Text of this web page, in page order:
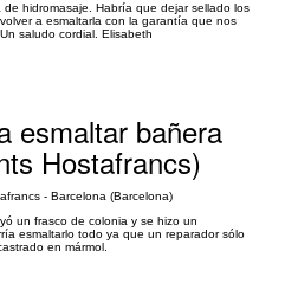
hidromasaje. Habría que dejar sellado los
a esmaltarla con la garantía que nos
saludo cordial. Elisabeth
esmaltar bañera
Hostafrancs)
- Barcelona (Barcelona)
un frasco de colonia y se hizo un
esmaltarlo todo ya que un reparador sólo
en mármol.